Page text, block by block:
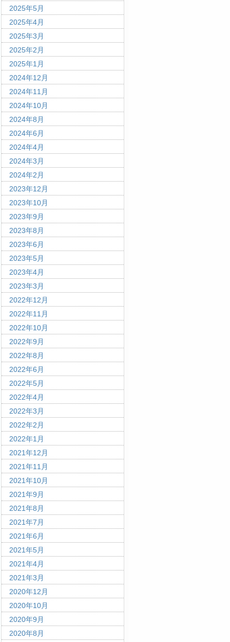
2025年5月
2025年4月
2025年3月
2025年2月
2025年1月
2024年12月
2024年11月
2024年10月
2024年8月
2024年6月
2024年4月
2024年3月
2024年2月
2023年12月
2023年10月
2023年9月
2023年8月
2023年6月
2023年5月
2023年4月
2023年3月
2022年12月
2022年11月
2022年10月
2022年9月
2022年8月
2022年6月
2022年5月
2022年4月
2022年3月
2022年2月
2022年1月
2021年12月
2021年11月
2021年10月
2021年9月
2021年8月
2021年7月
2021年6月
2021年5月
2021年4月
2021年3月
2020年12月
2020年10月
2020年9月
2020年8月